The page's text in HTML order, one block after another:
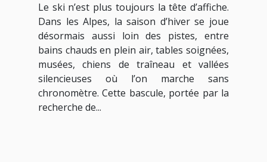
Le ski n’est plus toujours la tête d’affiche.
Dans les Alpes, la saison d’hiver se joue
désormais aussi loin des pistes, entre
bains chauds en plein air, tables soignées,
musées, chiens de traîneau et vallées
silencieuses où l’on marche sans
chronomètre. Cette bascule, portée par la
recherche de...